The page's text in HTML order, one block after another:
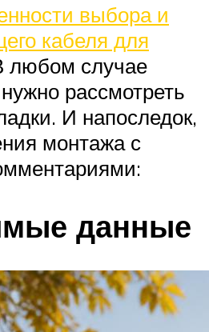
выбора и
кабеля для
любом случае
рассмотреть
И напоследок,
монтажа с
данные